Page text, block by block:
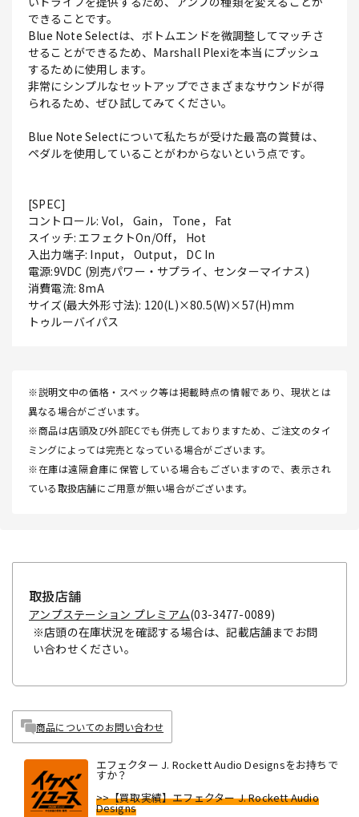
できることです。
Blue Note Selectは、ボトムエンドを微調整してマッチさ
せることができるため、Marshall Plexiを本当にプッシュ
するために使用します。
非常にシンプルなセットアップでさまざまなサウンドが得
られるため、ぜひ試してみてください。
Blue Note Selectについて私たちが受けた最高の賞賛は、
ペダルを使用していることがわからないという点です。
[SPEC]
コントロール: Vol， Gain， Tone， Fat
スイッチ: エフェクトOn/Off， Hot
入出力端子: Input， Output， DC In
電源:9VDC (別売パワー・サプライ、センターマイナス)
消費電流: 8mA
サイズ(最大外形寸法): 120(L)×80.5(W)×57(H)mm
トゥルーバイパス
※説明文中の価格・スペック等は掲載時点の情報であり、現状とは
異なる場合がございます。
※商品は店頭及び外部ECでも併売しておりますため、ご注文のタイ
ミングによっては完売となっている場合がございます。
※在庫は遠隔倉庫に保管している場合もございますので、表示され
ている取扱店舗にご用意が無い場合がございます。
取扱店舗
アンプステーション プレミアム(03-3477-0089)
※店頭の在庫状況を確認する場合は、記載店舗までお問
い合わせください。
商品についてのお問い合わせ
エフェクター J. Rockett Audio Designsをお持ちで
すか？
>>【買取実績】エフェクター J. Rockett Audio
Designs